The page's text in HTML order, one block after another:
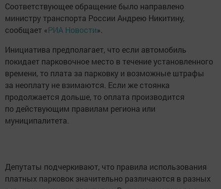
Соответствующее обращение было направлено
министру транспорта России Андрею Никитину,
сообщает «РИА Новости».
Инициатива предполагает, что если автомобиль
покидает парковочное место в течение установленного
времени, то плата за парковку и возможные штрафы
за неоплату не взимаются. Если же стоянка
продолжается дольше, то оплата производится
по действующим правилам региона или
муниципалитета.
Депутаты подчеркивают, что правила использования
платных парковок значительно различаются в разных